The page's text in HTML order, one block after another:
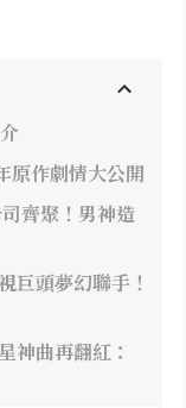
原作劇情大公開
齊聚！男神造
巨頭夢幻聯手！
神曲再翻紅：